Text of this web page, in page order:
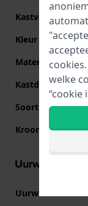
Kastvorm
Kleur kast
Materiaal
Kastdeksel
Soort glas
Kroon
Uurwerk
Uurwerk nr.
welke
“cookie